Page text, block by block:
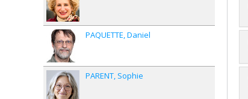
PAQUETTE Daniel
PARENT Sophie